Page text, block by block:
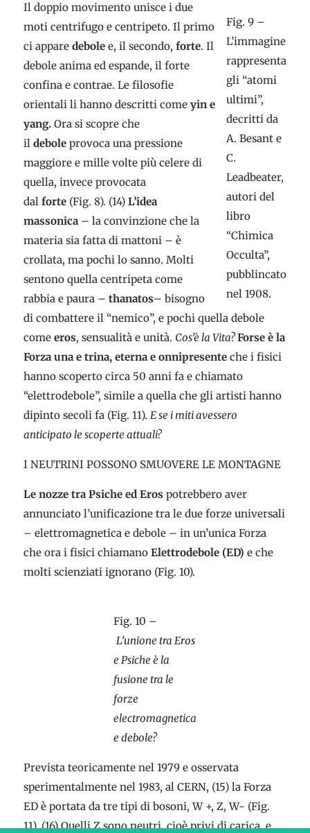
Fig. 9 –
L’immagine
rappresenta
gli “atomi
ultimi”,
decritti da
A. Besant e
C.
Leadbeater,
autori del
libro
“Chimica
Occulta”,
pubblincato
nel 1908.
Il doppio movimento unisce i due
moti centrifugo e centripeto. Il primo
ci appare debole e, il secondo, forte. Il
debole anima ed espande, il forte
confina e contrae. Le filosofie
orientali li hanno descritti come yin e
yang. Ora si scopre che
il debole provoca una pressione
maggiore e mille volte più celere di
quella, invece provocata
dal forte (Fig. 8). (14) L’idea
massonica – la convinzione che la
materia sia fatta di mattoni – è
crollata, ma pochi lo sanno. Molti
sentono quella centripeta come
rabbia e paura – thanatos– bisogno
di combattere il “nemico”, e pochi quella debole
come eros, sensualità e unità. Cos’è la Vita?Forse è la
Forza una e trina, eterna e onnipresente che i fisici
hanno scoperto circa 50 anni fa e chiamato
“elettrodebole”, simile a quella che gli artisti hanno
dipinto secoli fa (Fig. 11). E se i miti avessero
anticipato le scoperte attuali?
I NEUTRINI POSSONO SMUOVERE LE MONTAGNE
Le nozze tra Psiche ed Eros potrebbero aver
annunciato l’unificazione tra le due forze universali
– elettromagnetica e debole – in un’unica Forza
che ora i fisici chiamano Elettrodebole (ED) e che
molti scienziati ignorano (Fig. 10).
Fig. 10 –
L’unione tra Eros
e Psiche è la
fusione tra le
forze
electromagnetica
e debole?
Prevista teoricamente nel 1979 e osservata
sperimentalmente nel 1983, al CERN, (15) la Forza
ED è portata da tre tipi di bosoni, W +, Z, W- (Fig.
11). (16) Quelli Z sono neutri, cioè privi di carica, e